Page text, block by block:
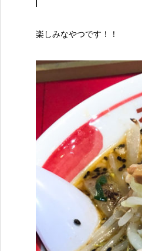
楽しみなやつです！！